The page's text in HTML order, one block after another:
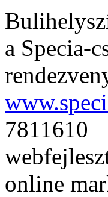
a Specia-
7811610
online